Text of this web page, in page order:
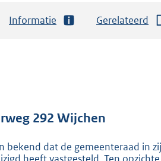
Informatie Gerelateerd
292 Wijchen
bekend dat de gemeenteraad in